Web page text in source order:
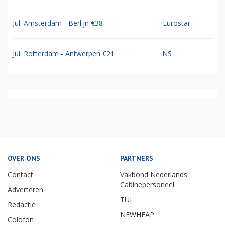
Jul: Amsterdam - Berlijn €38 Eurostar
Jul: Rotterdam - Antwerpen €21 NS
OVER ONS
Contact
Adverteren
Redactie
Colofon
PARTNERS
Vakbond Nederlands
Cabinepersoneel
TUI
NEWHEAP